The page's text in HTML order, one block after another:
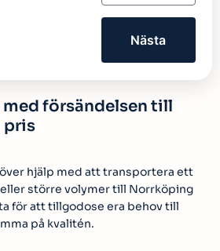
försändelsen till
pris
hjälp med att transportera ett
större volymer till Norrköping
för att tillgodose era behov till
på kvalitén.
Nästa